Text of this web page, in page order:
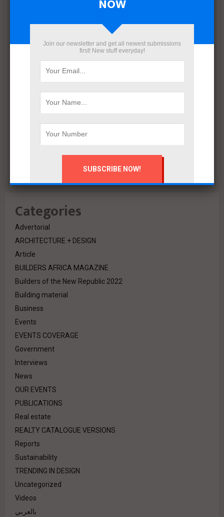
October 2021
August 2020
February 2020
July 2018
June 2018
Categories
Advertorial
ARCHITECTURE + DESIGN
Article
BUILDERS AFRICA MAGAZINE
Builders of the New Republic 2022
Building material
Business
Events
EVENTS COVERAGE
Government
Interviews
News
OUR EVENTS
PUBLICATIONS
Real estate
REALTY CATALOGUE VERSIONS
Reports
Sustainability
TRENDING IN DESIGN
Uncategorized
Videos
بالعربي
NOW
Join our newsletter and get all newest submissions
first! New stuff everyday!